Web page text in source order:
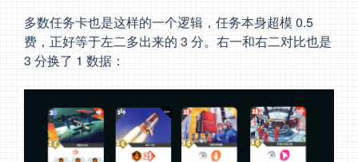
多数任务卡也是这样的一个逻辑，任务本身超模 0.5
费，正好等于左二多出来的 3 分。右一和右二对比也是
3 分换了 1 数据：